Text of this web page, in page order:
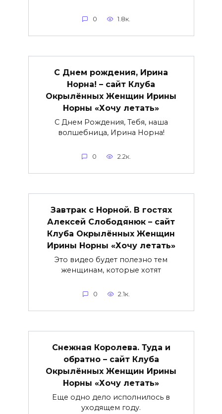
0 1.8к.
С Днем рождения, Ирина
Норна! – сайт Клуба
Окрылённых Женщин Ирины
Норны «Хочу летать»
С Днем Рождения, Тебя, наша
волшебница, Ирина Норна!
0 2.2к.
Завтрак с Норной. В гостях
Алексей Слободянюк – сайт
Клуба Окрылённых Женщин
Ирины Норны «Хочу летать»
Это видео будет полезно тем
женщинам, которые хотят
0 2.1к.
Снежная Королева. Туда и
обратно – сайт Клуба
Окрылённых Женщин Ирины
Норны «Хочу летать»
Еще одно дело исполнилось в
уходящем году.